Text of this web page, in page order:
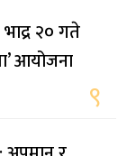
२० गते
आयोजना
९